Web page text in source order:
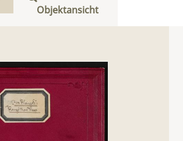
Objektansicht